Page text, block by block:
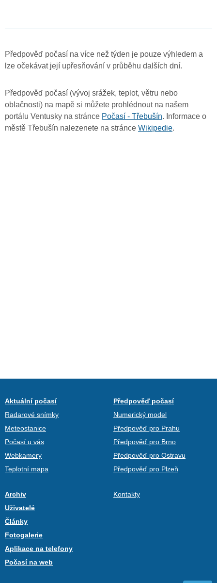
Předpověď počasí na více než týden je pouze výhledem a
lze očekávat její upřesňování v průběhu dalších dní.
Předpověď počasí (vývoj srážek, teplot, větru nebo
oblačnosti) na mapě si můžete prohlédnout na našem
portálu Ventusky na stránce Počasí - Třebušín. Informace o
městě Třebušín nalezenete na stránce Wikipedie.
Aktuální počasí
Radarové snímky
Meteostanice
Počasí u vás
Webkamery
Teplotní mapa
Předpověď počasí
Numerický model
Předpověď pro Prahu
Předpověď pro Brno
Předpověď pro Ostravu
Předpověď pro Plzeň
Archiv
Uživatelé
Články
Fotogalerie
Aplikace na telefony
Počasí na web
Kontakty